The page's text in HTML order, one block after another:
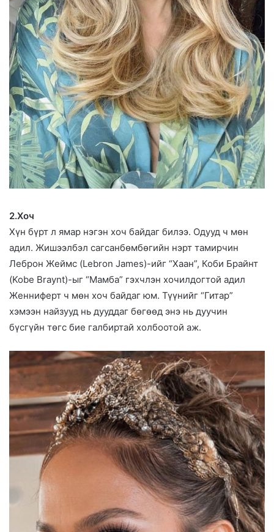
2.Хоч
Хүн бүрт л ямар нэгэн хоч байдаг билээ. Одууд ч мөн
адил. Жишээлбэл сагсанбөмбөгийн нэрт тамирчин
Леброн Жеймс (Lebron James)-ийг “Хаан”, Коби Брайнт
(Kobe Braynt)-ыг “Мамба” гэхчлэн хочилдогтой адил
Женниферт ч мөн хоч байдаг юм. Түүнийг “Гитар”
хэмээн найзууд нь дууддаг бөгөөд энэ нь дуучин
бүсгүйн төгс бие галбиртай холбоотой аж.